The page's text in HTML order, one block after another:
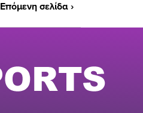
Επόμενη σελίδα ›